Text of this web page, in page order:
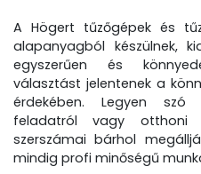
A Högert tűzőgépek és
alapanyagból készülnek,
egyszerűen és
választást jelentenek a
érdekében. Legyen szó
feladatról vagy otthoni
szerszámai bárhol
mindig profi minőségű